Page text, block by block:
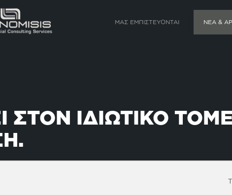
ΜΑΣ ΕΜΠΙΣΤΕΥΟΝΤΑΙ ΝΕΑ &
ΣΤΟΝ ΙΔΙΩΤΙΚΟ